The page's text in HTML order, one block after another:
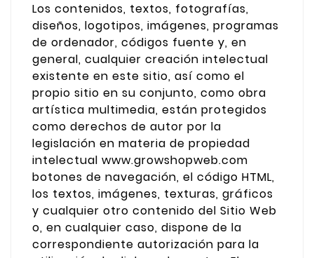
Los contenidos, textos, fotografías,
diseños, logotipos, imágenes, programas
de ordenador, códigos fuente y, en
general, cualquier creación intelectual
existente en este sitio, así como el
propio sitio en su conjunto, como obra
artística multimedia, están protegidos
como derechos de autor por la
legislación en materia de propiedad
intelectual www.growshopweb.com
botones de navegación, el código HTML,
los textos, imágenes, texturas, gráficos
y cualquier otro contenido del Sitio Web
o, en cualquier caso, dispone de la
correspondiente autorización para la